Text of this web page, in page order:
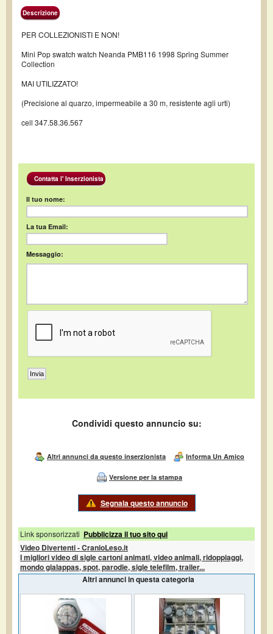
Descrizione
PER COLLEZIONISTI E NON!
Mini Pop swatch watch Neanda PMB116 1998 Spring Summer
Collection
MAI UTILIZZATO!
(Precisione al quarzo, impermeabile a 30 m, resistente agli urti)
cell 347.58.36.567
Contatta l' Inserzionista
Il tuo nome:
La tua Email:
Messaggio:
Condividi questo annuncio su:
Altri annunci da questo inserzionista Informa Un Amico
Versione per la stampa
Segnala questo annuncio
Link sponsorizzati Pubblicizza il tuo sito qui
Video Divertenti - CranioLeso.it
I migliori video di sigle cartoni animati, video animali, ridoppiaggi,
mondo gialappas, spot, parodie, sigle telefilm, trailer...
Altri annunci in questa categoria